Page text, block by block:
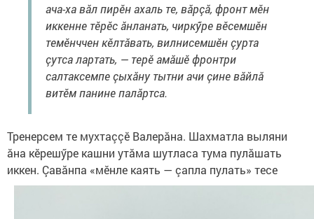
ача-ха вăл пирӗн ахаль те, вăрçă, фронт мӗн
иккенне тӗрӗс ăнланать, чиркӳре вӗсемшӗн
темӗнччен кӗлтăвать, вилнисемшӗн çурта
çутса лартать, — терӗ амăшӗ фронтри
салтаксемпе çыхăну тытни ачи çине вăйлă
витӗм панине палăртса.
Тренерсем те мухтаççӗ Валерăна. Шахматла выляни
ăна кӗрешӳре кашни утăма шутласа тума пулăшать
иккен. Çавăнпа «мӗнле каять — çапла пулать» тесе